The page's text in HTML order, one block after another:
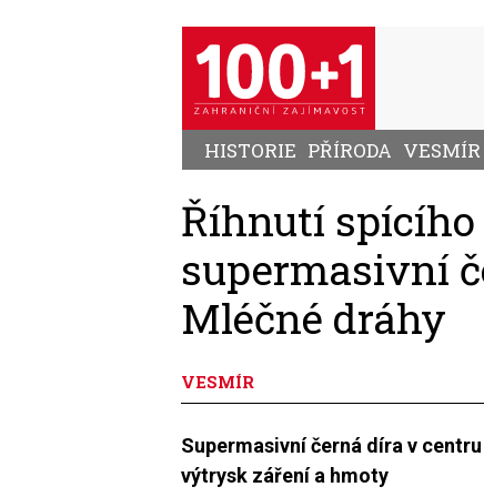
HISTORIE PŘÍRODA VESMÍR
Říhnutí
supermasivní
Mléčné dráhy
VESMÍR
Supermasivní černá díra v
výtrysk záření a hmoty